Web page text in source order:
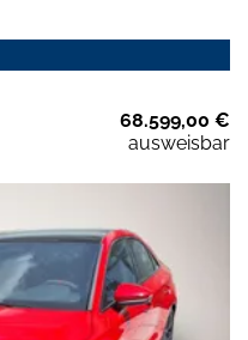
68.599,00 €
ausweisbar